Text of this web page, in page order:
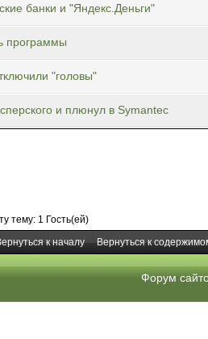
банки и "Яндекс.Деньги"
программы
"головы"
и плюнул в Symantec
тему: 1 Гость(ей)
к началу Вернуться к
Форум